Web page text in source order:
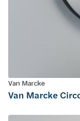
Van Marcke
Van Marcke